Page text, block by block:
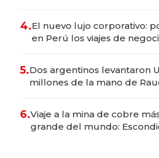
4.El nuevo lujo corporativo:
en Perú los viajes de
transformadoras
5.Dos argentinos levantaron
millones de la mano de
6.Viaje a la mina de cobre
grande del mundo: